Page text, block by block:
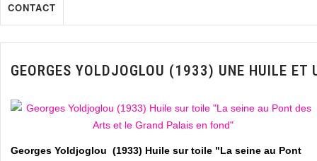
CONTACT
GEORGES YOLDJOGLOU (1933) UNE HUILE ET
Georges Yoldjoglou (1933) Huile sur toile "La seine au Pont